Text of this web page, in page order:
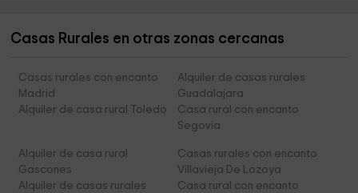
Casas Rurales en otras zonas cercanas
Casas rurales con encanto
Madrid
Alquiler de casas rurales
Guadalajara
Alquiler de casa rural Toledo
Casa rural con encanto
Segovia
Alquiler de casa rural
Gascones
Casas rurales con encanto
Villavieja De Lozoya
Alquiler de casas rurales
Casa rural con encanto